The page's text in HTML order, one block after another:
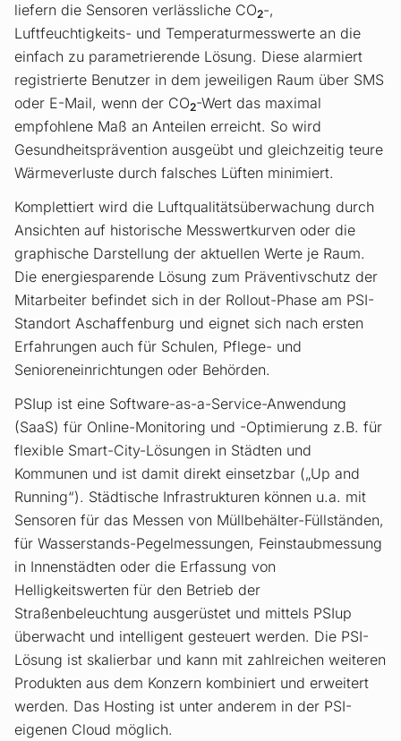
liefern die Sensoren verlässliche CO2-,
Luftfeuchtigkeits- und Temperaturmesswerte an die
einfach zu parametrierende Lösung. Diese alarmiert
registrierte Benutzer in dem jeweiligen Raum über SMS
oder E-Mail, wenn der CO2-Wert das maximal
empfohlene Maß an Anteilen erreicht. So wird
Gesundheitsprävention ausgeübt und gleichzeitig teure
Wärmeverluste durch falsches Lüften minimiert.
Komplettiert wird die Luftqualitätsüberwachung durch
Ansichten auf historische Messwertkurven oder die
graphische Darstellung der aktuellen Werte je Raum.
Die energiesparende Lösung zum Präventivschutz der
Mitarbeiter befindet sich in der Rollout-Phase am PSI-
Standort Aschaffenburg und eignet sich nach ersten
Erfahrungen auch für Schulen, Pflege- und
Senioreneinrichtungen oder Behörden.
PSIup ist eine Software-as-a-Service-Anwendung
(SaaS) für Online-Monitoring und -Optimierung z.B. für
flexible Smart-City-Lösungen in Städten und
Kommunen und ist damit direkt einsetzbar („Up and
Running“). Städtische Infrastrukturen können u.a. mit
Sensoren für das Messen von Müllbehälter-Füllständen,
für Wasserstands-Pegelmessungen, Feinstaubmessung
in Innenstädten oder die Erfassung von
Helligkeitswerten für den Betrieb der
Straßenbeleuchtung ausgerüstet und mittels PSIup
überwacht und intelligent gesteuert werden. Die PSI-
Lösung ist skalierbar und kann mit zahlreichen weiteren
Produkten aus dem Konzern kombiniert und erweitert
werden. Das Hosting ist unter anderem in der PSI-
eigenen Cloud möglich.